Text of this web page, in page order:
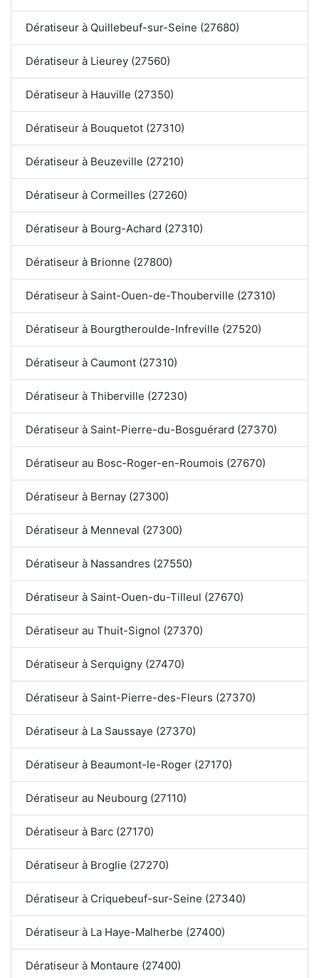
Dératiseur à Quillebeuf-sur-Seine (27680)
Dératiseur à Lieurey (27560)
Dératiseur à Hauville (27350)
Dératiseur à Bouquetot (27310)
Dératiseur à Beuzeville (27210)
Dératiseur à Cormeilles (27260)
Dératiseur à Bourg-Achard (27310)
Dératiseur à Brionne (27800)
Dératiseur à Saint-Ouen-de-Thouberville (27310)
Dératiseur à Bourgtheroulde-Infreville (27520)
Dératiseur à Caumont (27310)
Dératiseur à Thiberville (27230)
Dératiseur à Saint-Pierre-du-Bosguérard (27370)
Dératiseur au Bosc-Roger-en-Roumois (27670)
Dératiseur à Bernay (27300)
Dératiseur à Menneval (27300)
Dératiseur à Nassandres (27550)
Dératiseur à Saint-Ouen-du-Tilleul (27670)
Dératiseur au Thuit-Signol (27370)
Dératiseur à Serquigny (27470)
Dératiseur à Saint-Pierre-des-Fleurs (27370)
Dératiseur à La Saussaye (27370)
Dératiseur à Beaumont-le-Roger (27170)
Dératiseur au Neubourg (27110)
Dératiseur à Barc (27170)
Dératiseur à Broglie (27270)
Dératiseur à Criquebeuf-sur-Seine (27340)
Dératiseur à La Haye-Malherbe (27400)
Dératiseur à Montaure (27400)